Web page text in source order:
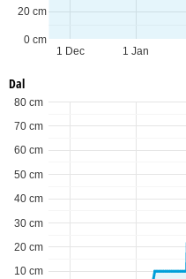
1 Dec 1 Jan
0 cm
20 cm
Dal
10 cm
20 cm
30 cm
40 cm
50 cm
60 cm
70 cm
80 cm